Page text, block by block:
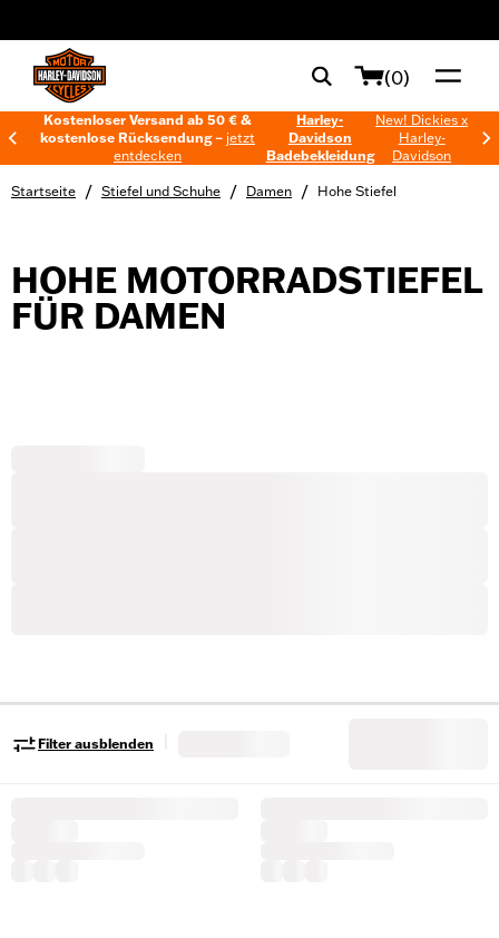
(0)
Kostenloser Versand ab 50 € &
kostenlose Rücksendung – jetzt
entdecken
Harley-
Davidson
Badebekleidung
New! Dickies x
Harley-
Davidson
Startseite / Stiefel und Schuhe / Damen / Hohe Stiefel
HOHE MOTORRADSTIEFEL
FÜR DAMEN
Filter ausblenden